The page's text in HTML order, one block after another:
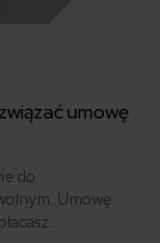
umowę
do
Umowę